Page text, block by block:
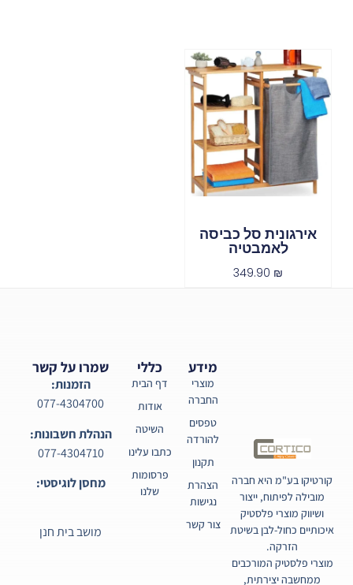
אירגונית סל כביסה
לאמבטיה
349.90 ₪
קורטיקו בע"מ היא חברה
מובילה לפיתוח, ייצור
ושיווק מוצרי פלסטיק
איכותיים כחול-לבן בשיטת
הזרקה.
מוצרי פלסטיק המורכבים
ממחשבה יצירתית,
כללי
דף הבית
אודות
השיטה
כתבו עלינו
פרסומות
שלנו
מידע
מוצרי
החברה
טפסים
להורדה
תקנון
הצהרת
נגישות
צור קשר
שמרו על קשר
הזמנות:
077-4304700
הנהלת חשבונות:
077-4304710
מחסן לוגיסטי:
מושב בית חנן